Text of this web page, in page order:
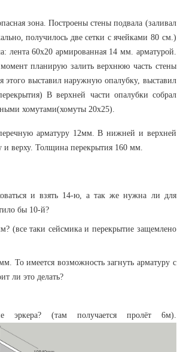
зона. Построены стены подвала (заливал
получилось две сетки с ячейками 80 см.)
лента 60х20 армированная 14 мм. арматурой.
планирую залить верхнюю часть стены
выставил наружную опалубку, выставил
В верхней части опалубки собрал
хомутами(хомуты 20х25).
арматуру 12мм. В нижней и верхней
и верху. Толщина перекрытия 160 мм.
и взять 14-ю, а так же нужна ли для
бы 10-й?
(все таки сейсмика и перекрытие защемлено
То имеется возможность загнуть арматуру с
ли это делать?
эркера? (там получается пролёт 6м).